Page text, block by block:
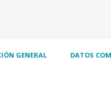
GENERAL DATOS